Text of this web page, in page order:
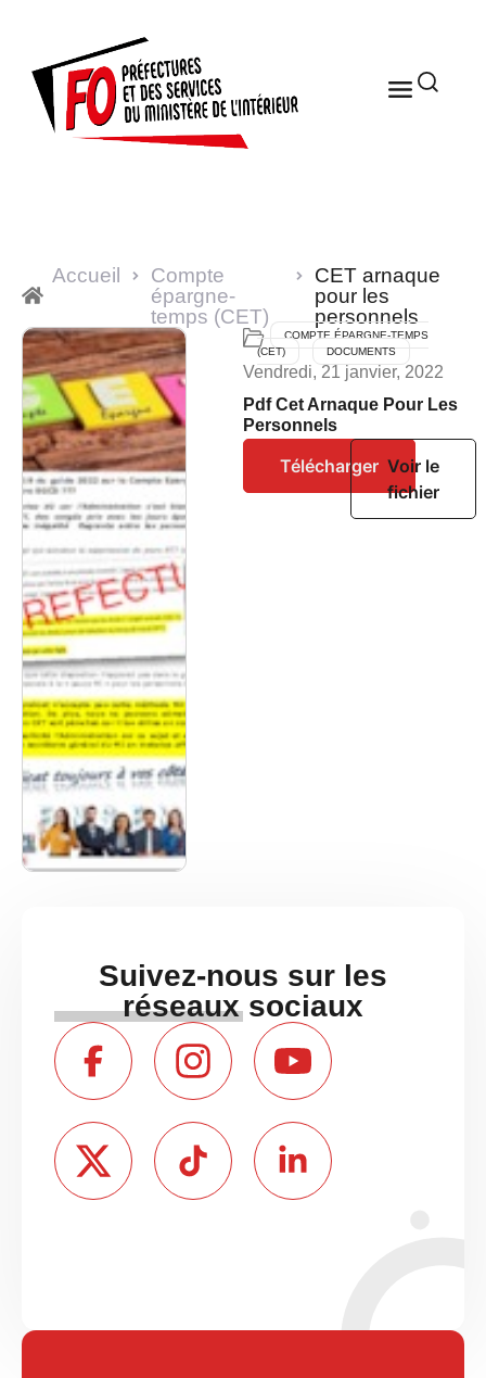
Accueil
Compte
épargne-
temps (CET)
CET arnaque
pour les
personnels
COMPTE ÉPARGNE-TEMPS
(CET)
DOCUMENTS
Vendredi, 21 janvier, 2022
Pdf Cet Arnaque Pour Les
Personnels
Télécharger Voir le
fichier
Suivez-nous sur les
réseaux sociaux